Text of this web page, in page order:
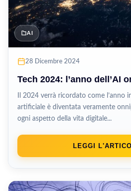
AI
28 Dicembre 2024
Tech 2024: l’anno dell’AI
Il 2024 verrà ricordato come l’anno
artificiale è diventata veramente
ogni aspetto della vita digitale...
LEGGI